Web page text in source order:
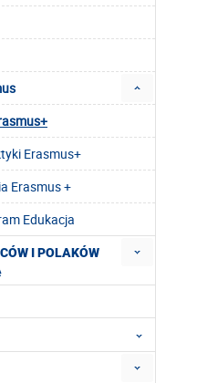
Erasmus+
Erasmus +
Edukacja
I POLAKÓW